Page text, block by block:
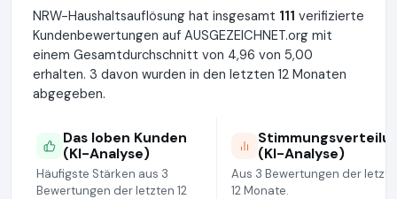
NRW-Haushaltsauflösung hat insgesamt 111 verifizierte
Kundenbewertungen auf AUSGEZEICHNET.org mit
einem Gesamtdurchschnitt von 4,96 von 5,00
erhalten. 3 davon wurden in den letzten 12 Monaten
abgegeben.
Das loben Kunden
(KI-Analyse)
Häufigste Stärken aus 3
Bewertungen der letzten 12
(KI-Analyse)
Aus 3 Bewertungen der
12 Monate.